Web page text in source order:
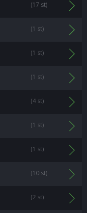
(17 st)
(1 st)
(1 st)
(1 st)
(4 st)
(1 st)
(1 st)
(10 st)
(2 st)